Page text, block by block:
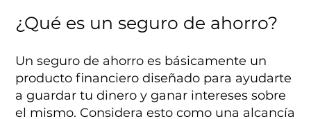
¿Qué es un seguro de ahorro?
Un seguro de ahorro es básicamente un
producto financiero diseñado para ayudarte
a guardar tu dinero y ganar intereses sobre
el mismo. Considera esto como una alcancía